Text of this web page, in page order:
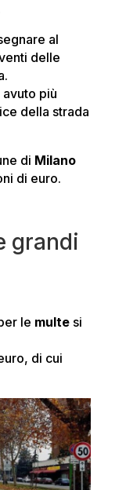
al
delle
più
della strada
di Milano
di euro.
grandi
le multesi
di cui